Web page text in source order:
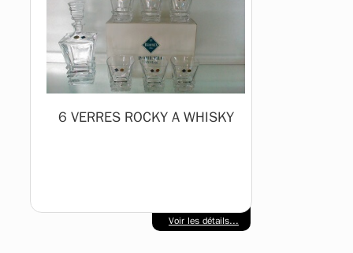
6 VERRES ROCKY A WHISKY
Voir les détails...